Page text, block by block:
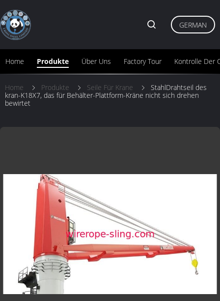
Home Produkte Über Uns Factory Tour Kontrolle Der
GERMAN
Home Produkte Seile Für Krane
StahlDrahtseil des
kran-K18X7, das für Behälter-Plattform-Kräne nicht sich drehen
bewirtet